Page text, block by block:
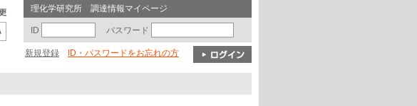
理化学研究所 調達情報マイページ
ID パスワード
新規登録 ID・パスワードをお忘れの方